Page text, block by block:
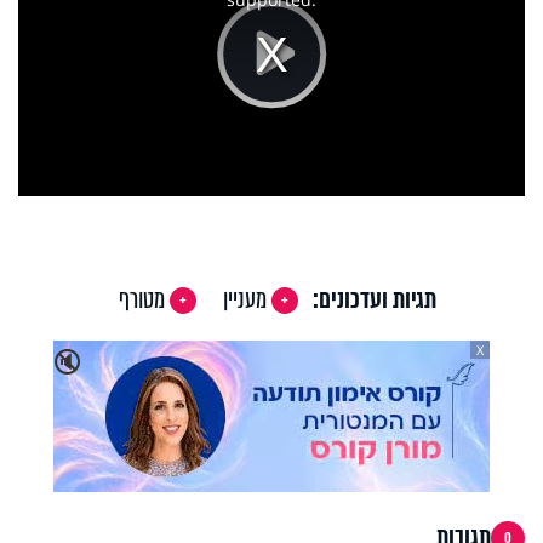
Play
תגיות ועדכונים: מעניין
מטורף
🔇
X
0